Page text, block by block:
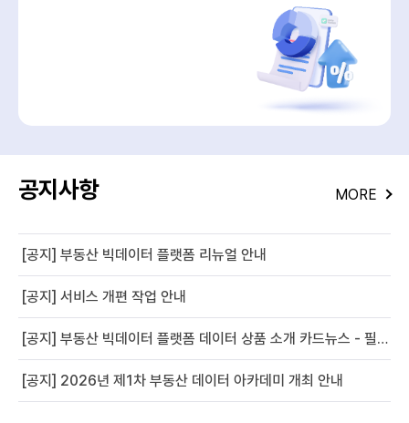
공지사항 MORE
[공지] 부동산 빅데이터 플랫폼 리뉴얼 안내
[공지] 서비스 개편 작업 안내
[공지] 부동산 빅데이터 플랫폼 데이터 상품 소개 카드뉴스 - 필지별 경사도 정보
[공지] 2026년 제1차 부동산 데이터 아카데미 개최 안내